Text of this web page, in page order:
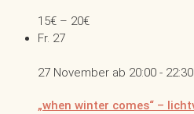
15€ – 20€
Fr. 27
27 November ab 20:00 - 22:30
„when winter comes“ –